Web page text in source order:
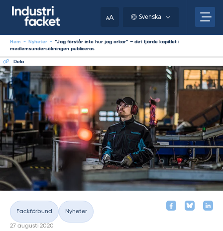
AA Svenska
Hem - Nyheter - ”Jag förstår inte hur jag orkar” – det fjärde kapitlet i
medlemsundersökningen publiceras
Dela
Kategorier
Fackförbund Nyheter
Skriven
27 augusti 2020